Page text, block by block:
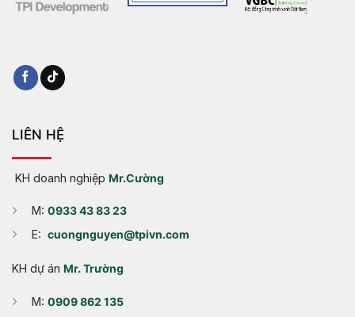
LIÊN HỆ
KH doanh nghiệp Mr.Cường
M: 0933 43 83 23
E: cuongnguyen@tpivn.com
KH dự án Mr. Trường
M: 0909 862 135